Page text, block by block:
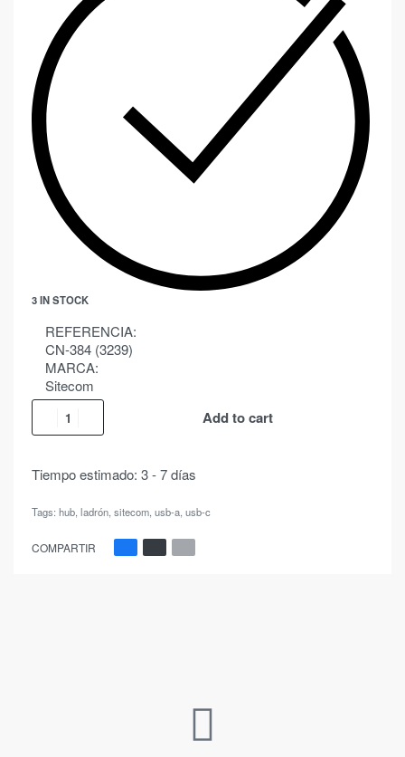
3 IN STOCK
REFERENCIA:
CN-384 (3239)
MARCA:
Sitecom
Add to cart
Tiempo estimado: 3 - 7 días
Tags: hub, ladrón, sitecom, usb-a, usb-c
COMPARTIR